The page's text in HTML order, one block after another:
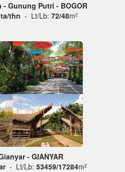
Gunung Putri - BOGOR
thn - Lt/Lb: 72/48m2
- GIANYAR
- Lt/Lb: 53459/17284m2